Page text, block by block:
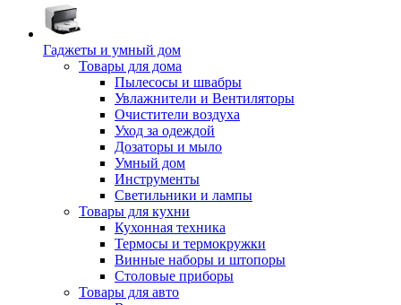
Гаджеты и умный дом
Товары для дома
Пылесосы и швабры
Увлажнители и Вентиляторы
Очистители воздуха
Уход за одеждой
Дозаторы и мыло
Умный дом
Инструменты
Светильники и лампы
Товары для кухни
Кухонная техника
Термосы и термокружки
Винные наборы и штопоры
Столовые приборы
Товары для авто